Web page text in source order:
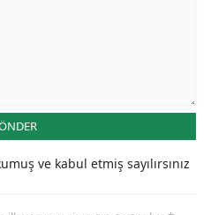
ve kabul etmiş sayılırsınız